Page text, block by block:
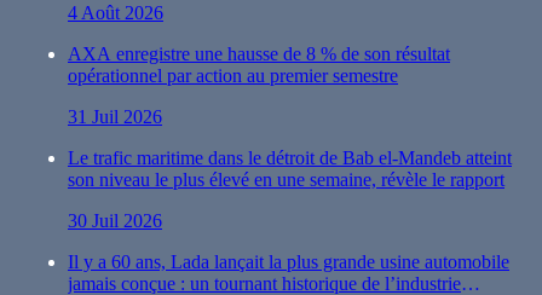
4 Août 2026
AXA enregistre une hausse de 8 % de son résultat
opérationnel par action au premier semestre
31 Juil 2026
Le trafic maritime dans le détroit de Bab el-Mandeb atteint
son niveau le plus élevé en une semaine, révèle le rapport
30 Juil 2026
Il y a 60 ans, Lada lançait la plus grande usine automobile
jamais conçue : un tournant historique de l’industrie